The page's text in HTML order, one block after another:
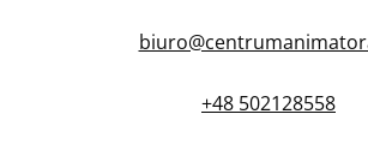
+48 502128558